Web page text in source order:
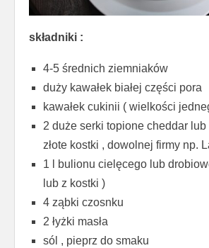
składniki :
4-5 średnich ziemniaków
duży kawałek białej części pora
kawałek cukinii ( wielkości
2 duże serki topione cheddar
złote kostki , dowolnej firmy np.
1 l bulionu cielęcego lub
lub z kostki )
4 ząbki czosnku
2 łyżki masła
sól , pieprz do smaku